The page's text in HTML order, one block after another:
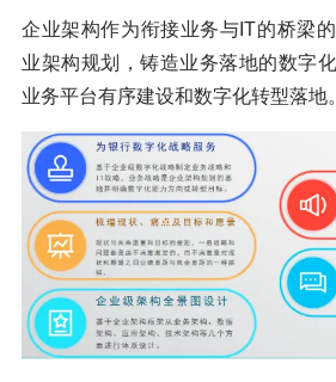
企业架构作为衔接业务与IT的桥梁
业架构规划，铸造业务落地的数字
业务平台有序建设和数字化转型落地。